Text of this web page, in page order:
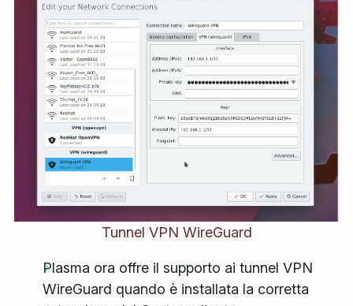
Tunnel VPN WireGuard
Plasma ora offre il supporto ai tunnel VPN
WireGuard quando è installata la corretta